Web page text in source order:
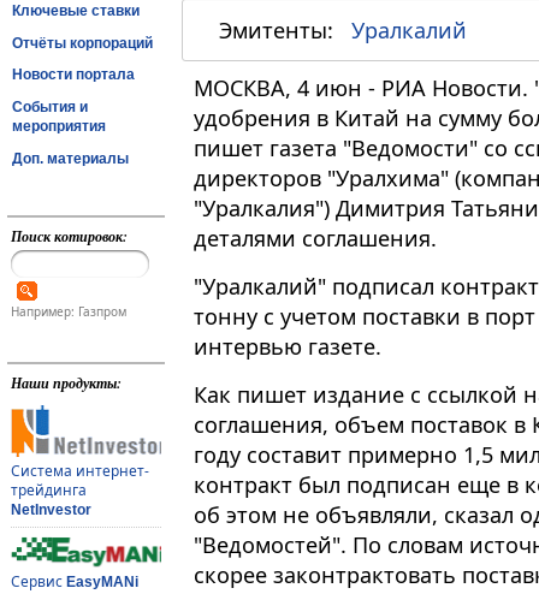
Ключевые ставки
Отчёты корпораций
Новости портала
События и
мероприятия
Доп. материалы
Поиск котировок:
Например: Газпром
Наши продукты:
Система интернет-
трейдинга
NetInvestor
Сервис EasyMANi
Эмитенты: Уралкалий
МОСКВА, 4 июн - РИА Новости.
удобрения в Китай на сумму
пишет газета "Ведомости" со
директоров "Уралхима"
"Уралкалия") Димитрия
деталями соглашения.
"Уралкалий" подписал
тонну с учетом поставки в
интервью газете​​​.
Как пишет издание с ссылкой
соглашения, объем поставок в
году составит примерно 1,5
контракт был подписан еще в
об этом не объявляли, сказал
"Ведомостей". По словам
скорее законтрактовать